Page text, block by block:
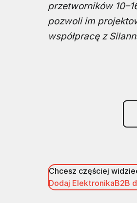
przetworników
pozwoli im
współpracę z
Chcesz częściej
Dodaj ElektronikaB2B